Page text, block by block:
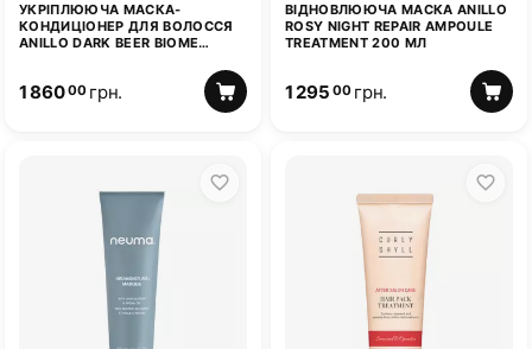
УКРІПЛЮЮЧА МАСКА-
КОНДИЦІОНЕР ДЛЯ ВОЛОССЯ
ANILLO DARK BEER BIOME
1 860 00 грн.
ВІДНОВЛЮЮЧА МАСКА ANILLO
ROSY NIGHT REPAIR AMPOULE
TREATMENT 200 МЛ
1 295 00 грн.